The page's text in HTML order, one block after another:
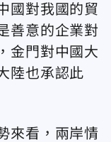
國對我國的貿
善意的企業對
金門對中國大
陸也承認此
來看，兩岸情